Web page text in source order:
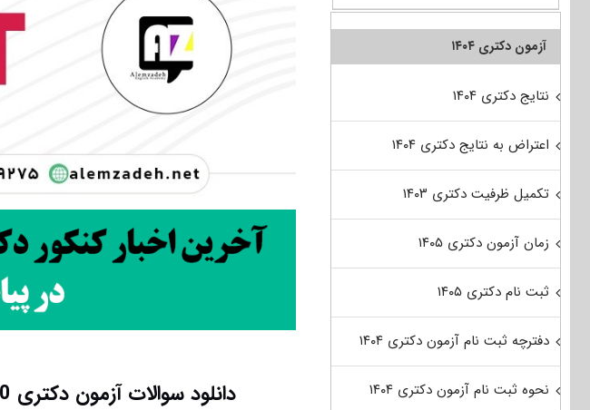
دانلود سوالات آزمون دکتری 1400 رادیولوژی دامپزشکی (2705)
آزمون دکتری ۱۴۰۴
نتایج دکتری ۱۴۰۴
اعتراض به نتایج دکتری ۱۴۰۴
تکمیل ظرفیت دکتری ۱۴۰۳
زمان آزمون دکتری ۱۴۰۵
ثبت نام دکتری ۱۴۰۵
دفترچه ثبت نام آزمون دکتری ۱۴۰۴
نحوه ثبت نام آزمون دکتری ۱۴۰۴